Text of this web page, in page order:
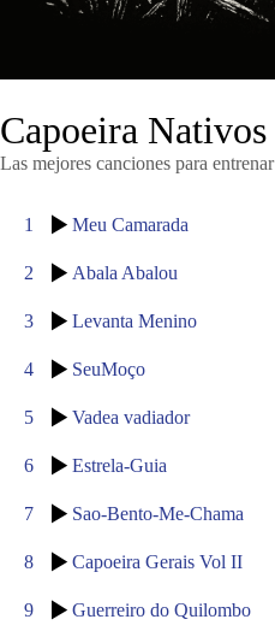
Capoeira Nativos
Las mejores canciones para entrenar
1 Meu Camarada
2 Abala Abalou
3 Levanta Menino
4 SeuMoço
5 Vadea vadiador
6 Estrela-Guia
7 Sao-Bento-Me-Chama
8 Capoeira Gerais Vol II
9 Guerreiro do Quilombo